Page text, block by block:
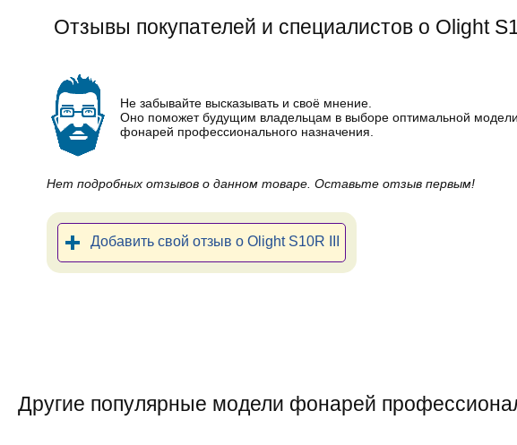
Отзывы покупателей и специалистов о Olight
Не забывайте высказывать и своё мнение.
Оно поможет будущим владельцам в выборе оптимальной модели
фонарей профессионального назначения.
Нет подробных отзывов о данном товаре. Оставьте отзыв первым!
Добавить свой отзыв о Olight S10R III
Другие популярные модели фонарей